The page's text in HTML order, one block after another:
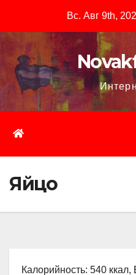
содержимому
Вс. Авг 9th,
Яйцо
Калорийность: 540